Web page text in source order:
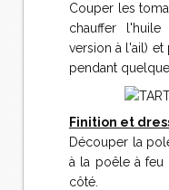
Couper les
chauffer
version à l'ail)
pendant
Finition et
Découper la
à la poêle à
côté.